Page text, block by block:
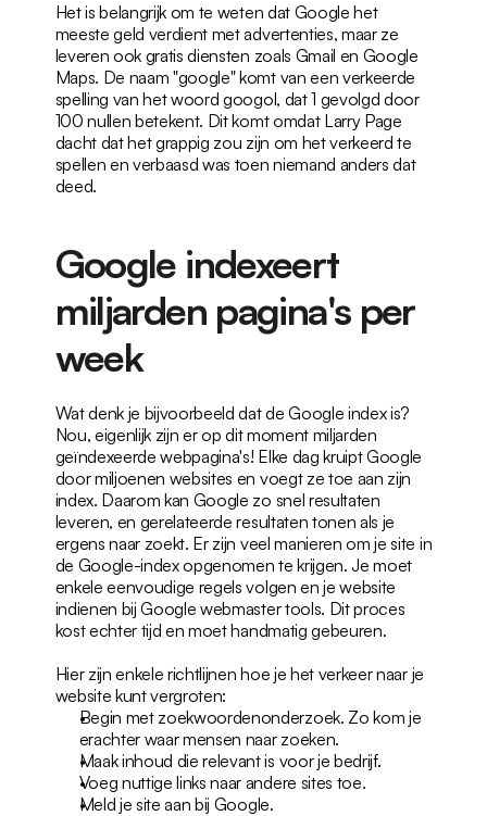
Het is belangrijk om te weten dat Google het
meeste geld verdient met advertenties, maar ze
leveren ook gratis diensten zoals Gmail en Google
Maps. De naam "google" komt van een verkeerde
spelling van het woord googol, dat 1 gevolgd door
100 nullen betekent. Dit komt omdat Larry Page
dacht dat het grappig zou zijn om het verkeerd te
spellen en verbaasd was toen niemand anders dat
deed.
Google indexeert
miljarden pagina's per
week
Wat denk je bijvoorbeeld dat de Google index is?
Nou, eigenlijk zijn er op dit moment miljarden
geïndexeerde webpagina's! Elke dag kruipt Google
door miljoenen websites en voegt ze toe aan zijn
index. Daarom kan Google zo snel resultaten
leveren, en gerelateerde resultaten tonen als je
ergens naar zoekt. Er zijn veel manieren om je site in
de Google-index opgenomen te krijgen. Je moet
enkele eenvoudige regels volgen en je website
indienen bij Google webmaster tools. Dit proces
kost echter tijd en moet handmatig gebeuren.
Hier zijn enkele richtlijnen hoe je het verkeer naar je
website kunt vergroten:
Begin met zoekwoordenonderzoek. Zo kom je
erachter waar mensen naar zoeken.
Maak inhoud die relevant is voor je bedrijf.
Voeg nuttige links naar andere sites toe.
Meld je site aan bij Google.